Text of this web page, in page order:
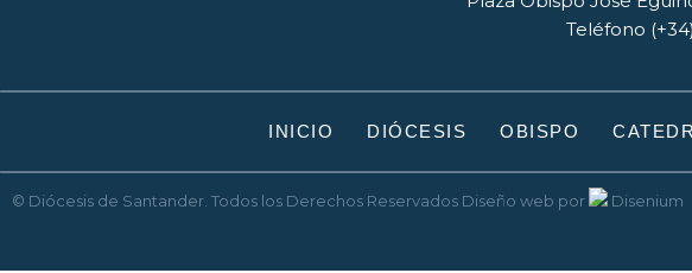
Teléfono
INICIO DIÓCESIS OBISPO
© Diócesis de Santander. Todos los Derechos Reservados Diseño web por Disenium